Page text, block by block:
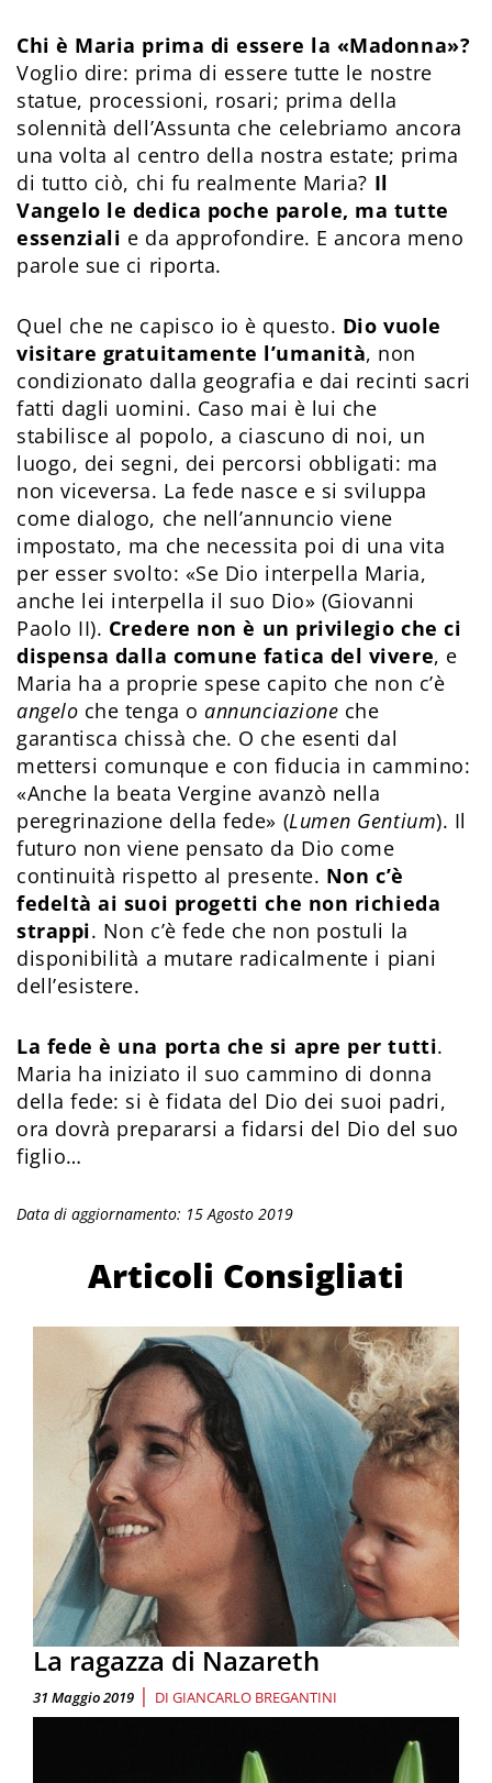
Chi è Maria prima di essere la «Madonna»?
Voglio dire: prima di essere tutte le nostre
statue, processioni, rosari; prima della
solennità dell’Assunta che celebriamo ancora
una volta al centro della nostra estate; prima
di tutto ciò, chi fu realmente Maria? Il
Vangelo le dedica poche parole, ma tutte
essenziali e da approfondire. E ancora meno
parole sue ci riporta.
Quel che ne capisco io è questo. Dio vuole
visitare gratuitamente l’umanità, non
condizionato dalla geografia e dai recinti sacri
fatti dagli uomini. Caso mai è lui che
stabilisce al popolo, a ciascuno di noi, un
luogo, dei segni, dei percorsi obbligati: ma
non viceversa. La fede nasce e si sviluppa
come dialogo, che nell’annuncio viene
impostato, ma che necessita poi di una vita
per esser svolto: «Se Dio interpella Maria,
anche lei interpella il suo Dio» (Giovanni
Paolo II). Credere non è un privilegio che ci
dispensa dalla comune fatica del vivere, e
Maria ha a proprie spese capito che non c’è
angelo che tenga oannunciazione che
garantisca chissà che. O che esenti dal
mettersi comunque e con fiducia in cammino:
«Anche la beata Vergine avanzò nella
peregrinazione della fede» (Lumen Gentium). Il
futuro non viene pensato da Dio come
continuità rispetto al presente. Non c’è
fedeltà ai suoi progetti che non richieda
strappi. Non c’è fede che non postuli la
disponibilità a mutare radicalmente i piani
dell’esistere.
La fede è una porta che si apre per tutti.
Maria ha iniziato il suo cammino di donna
della fede: si è fidata del Dio dei suoi padri,
ora dovrà prepararsi a fidarsi del Dio del suo
figlio…
Data di aggiornamento: 15 Agosto 2019
Articoli Consigliati
La ragazza di Nazareth
31 Maggio 2019 | DI GIANCARLO BREGANTINI